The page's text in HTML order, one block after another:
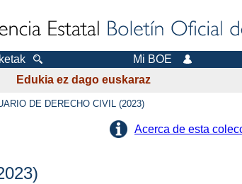
Mi BOE
Edukia ez dago euskaraz
DE DERECHO CIVIL (2023)
Acerca de esta